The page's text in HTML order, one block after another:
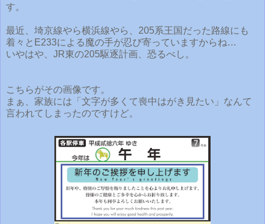
す。
最近、埼京線やら横浜線やら、205系王国だった路線にも
着々とE233による魔の手が忍び寄っていますからね…
いやはや、JR東の205駆逐計画、恐るべし。
こちらがその画像です。
まぁ、家族には「文字が多くて喪中はがき見たい」なんて
言われてしまったのですけど。